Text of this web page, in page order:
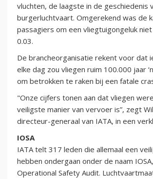
vluchten, de laagste in de geschiedenis
burgerluchtvaart. Omgerekend was de
passagiers om een vliegtuigongeluk
0.03.
De brancheorganisatie rekent voor dat
elke dag zou vliegen ruim 100.000 jaar
om betrokken te raken bij een fatale
"Onze cijfers tonen aan dat vliegen
veiligste manier van vervoer is”, zegt
directeur-generaal van IATA, in een
IOSA
IATA telt 317 leden die allemaal een
hebben ondergaan onder de naam
Operational Safety Audit.